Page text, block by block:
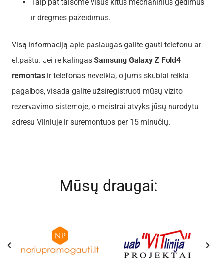
Taip pat taisome visus kitus mechaninius gedimus
ir drėgmės pažeidimus.
Visą informaciją apie paslaugas galite gauti telefonu ar
el.paštu. Jei reikalingas Samsung Galaxy Z Fold4
remontas ir telefonas neveikia, o jums skubiai reikia
pagalbos, visada galite užsiregistruoti mūsų vizito
rezervavimo sistemoje, o meistrai atvyks jūsų nurodytu
adresu Vilniuje ir suremontuos per 15 minučių.
Mūsų draugai: